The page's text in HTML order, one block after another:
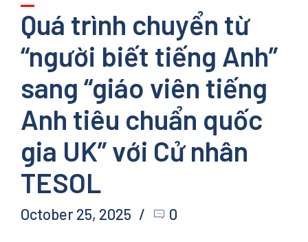
Quá trình chuyển từ
“người biết tiếng Anh”
sang “giáo viên tiếng
Anh tiêu chuẩn quốc
gia UK” với Cử nhân
TESOL
October 25, 2025 0